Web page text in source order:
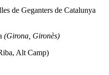
de Geganters de Catalunya
(Girona, Gironès)
Alt Camp)